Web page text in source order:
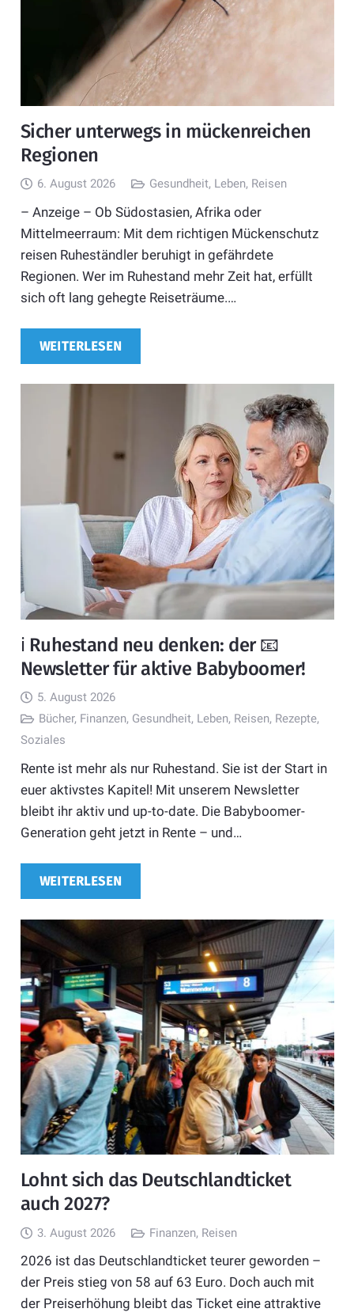
Sicher unterwegs in mückenreichen
Regionen
6. August 2026 Gesundheit, Leben, Reisen
– Anzeige – Ob Südostasien, Afrika oder
Mittelmeerraum: Mit dem richtigen Mückenschutz
reisen Ruheständler beruhigt in gefährdete
Regionen. Wer im Ruhestand mehr Zeit hat, erfüllt
sich oft lang gehegte Reiseträume.…
WEITERLESEN
ℹ️ Ruhestand neu denken: der 📧
Newsletter für aktive Babyboomer!
5. August 2026
Bücher, Finanzen, Gesundheit, Leben, Reisen, Rezepte,
Soziales
Rente ist mehr als nur Ruhestand. Sie ist der Start in
euer aktivstes Kapitel! Mit unserem Newsletter
bleibt ihr aktiv und up-to-date. Die Babyboomer-
Generation geht jetzt in Rente – und…
WEITERLESEN
Lohnt sich das Deutschlandticket
auch 2027?
3. August 2026 Finanzen, Reisen
2026 ist das Deutschlandticket teurer geworden –
der Preis stieg von 58 auf 63 Euro. Doch auch mit
der Preiserhöhung bleibt das Ticket eine attraktive